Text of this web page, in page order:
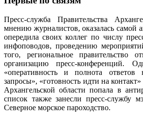
Пресс-служба Правительства
мнению журналистов, оказалась самой
опередила своих коллег по числу
инфоповодов, проведению
того, региональное правительство
организацию пресс-конференций.
«оперативность и полнота
запросы», «готовность идти на
Архангельской области попала в
список также занесли пресс-службу
Северное морское пароходство.